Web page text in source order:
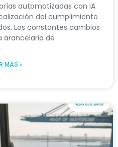
automatizadas con IA
del cumplimiento
Los constantes cambios
arancelaria de
MÁS »